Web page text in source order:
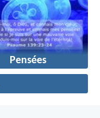
Pensées